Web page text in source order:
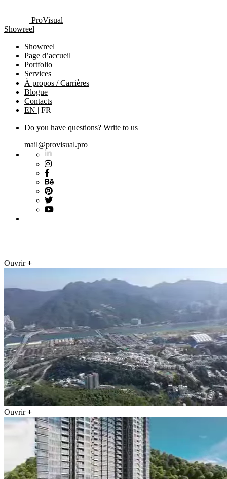
ProVisual
Showreel
Showreel
Page d’accueil
Portfolio
Services
À propos / Carrières
Blogue
Contacts
EN | FR
Do you have questions? Write to us
mail@provisual.pro
Ouvrir+
Ouvrir+